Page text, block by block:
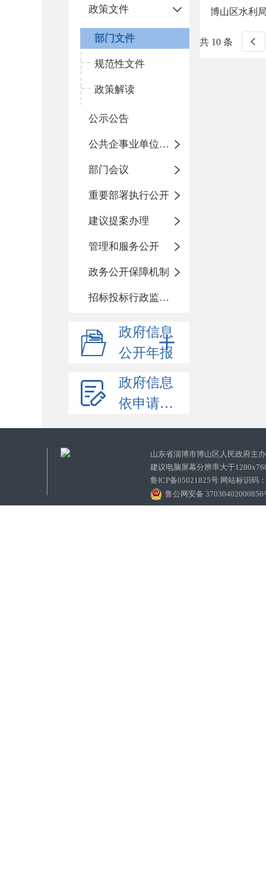
政策文件
部门文件
规范性文件
政策解读
公示公告
公共企事业单位信息公开
部门会议
重要部署执行公开
建议提案办理
管理和服务公开
政务公开保障机制
招标投标行政监督责任清单
政府信息
公开年报
政府信息
依申请公开
博山区水利
共 10 条
山东省淄博市博山区人民政府
建议电脑屏幕分辨率大于
鲁ICP备05021825号 网站标识码
鲁公网安备 37030402000856